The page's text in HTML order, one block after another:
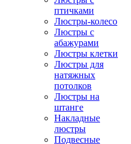
птичками
Люстры-колесо
Люстры с
абажурами
Люстры клетки
Люстры для
натяжных
потолков
Люстры на
штанге
Накладные
люстры
Подвесные